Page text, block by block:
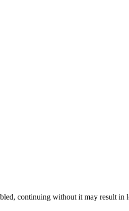
continuing without it may result in